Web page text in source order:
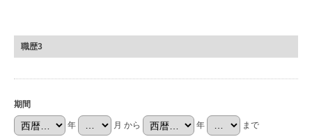
職歴3
期間
年 月 から 年 まで